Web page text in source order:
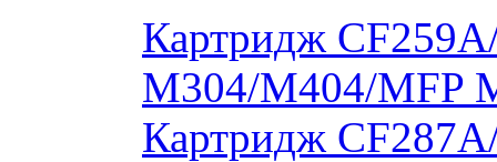
Картридж
M304/M404/MFP
Картридж